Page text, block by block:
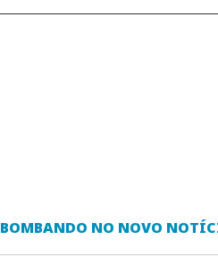
BOMBANDO NO NOVO